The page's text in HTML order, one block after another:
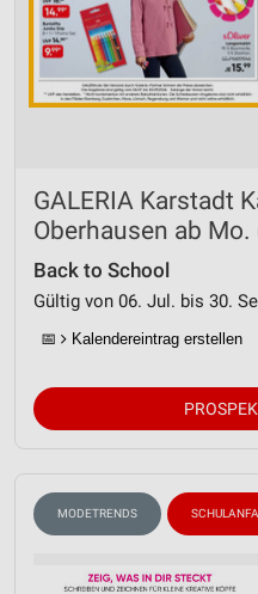
GALERIA Karstadt
Oberhausen ab
Back to School
Gültig von 06. Jul. bis 30.
📅 Kalendereintrag erstellen
MODETRENDS